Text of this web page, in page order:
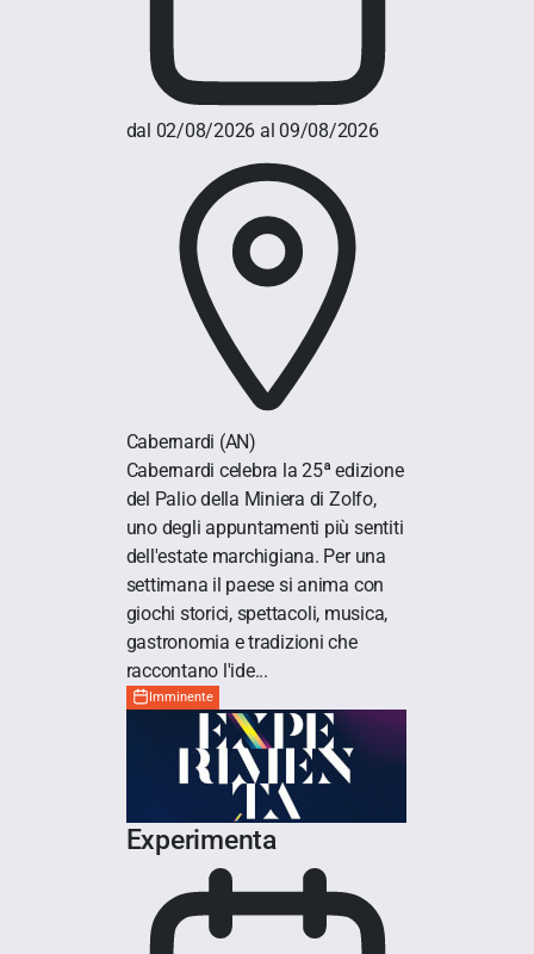
dal 02/08/2026 al 09/08/2026
Cabernardi (AN)
Cabernardi celebra la 25ª edizione
del Palio della Miniera di Zolfo,
uno degli appuntamenti più sentiti
dell'estate marchigiana. Per una
settimana il paese si anima con
giochi storici, spettacoli, musica,
gastronomia e tradizioni che
raccontano l'ide...
Imminente
Experimenta